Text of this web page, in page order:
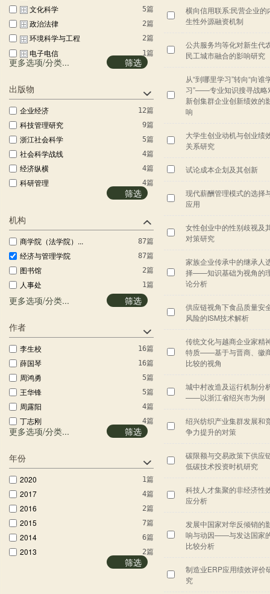
5篇
文化科学
2篇
政治法律
2篇
环境科学与工程
1篇
电子电信
1篇
自动化与计算机技...
1篇
农业科学
更多选项/分类... 筛选
出版物
12篇
企业经济
9篇
科技管理研究
5篇
浙江社会科学
4篇
社会科学战线
4篇
经济纵横
4篇
科研管理
3篇
3篇
现代经济探讨
2篇
生产力研究
2篇
经济与管理研究
2篇
国际贸易问题
2篇
商业经济与管理
2篇
宏观经济研究
2篇
管理世界
北京理工大学学报...
广州大学学报：社...
中南民族大学学报...
筛选
机构
87篇
商学院（法学院）...
87篇
经济与管理学院
2篇
图书馆
1篇
人事处
更多选项/分类... 筛选
作者
16篇
李生校
16篇
薛国琴
5篇
周鸿勇
5篇
王华锋
4篇
周露阳
4篇
丁志刚
3篇
马玲
2篇
赵秀芳
2篇
董德民
更多选项/分类... 筛选
年份
1篇
2020
4篇
2017
2篇
2016
7篇
2015
6篇
2014
2篇
2013
4篇
筛选
横向信用联系:民营企业的
生性外源融资机制
公共服务均等化对新生代
民工城市融合的影响研究
从“到哪里学习”转向“向谁
习”——专业知识搜寻战略
新创集群企业创新绩效的
响
大学生创业动机与创业绩
关系研究
试论成本企划及其创新
现代薪酬管理模式的选择
应用
女性创业中的性别歧视及
对策研究
家族企业传承中的继承人
择——知识基础为视角的
论分析
供应链视角下食品质量安
风险的ISM技术解析
传统文化与越商企业家精
特质——基于与晋商、徽
比较的视角
城中村改造及运行机制分
——以浙江省绍兴市为例
绍兴纺织产业集群发展和
争力提升的对策
碳限额与交易政策下供应
低碳技术投资时机研究
科技人才集聚的非经济性
应分析
发展中国家对华反倾销的
响与动因——与发达国家
比较分析
制造业ERP应用绩效评价
究